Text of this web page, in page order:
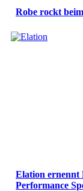
Robe rockt
Elation ernennt
Performance